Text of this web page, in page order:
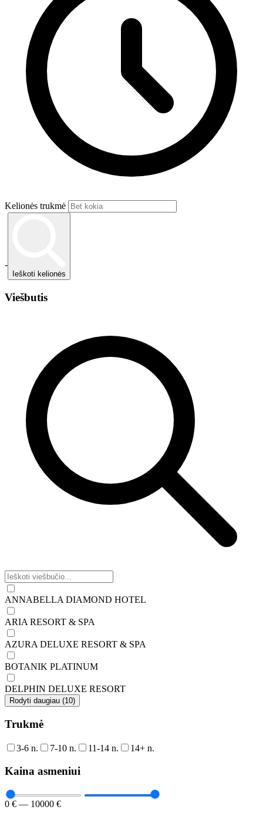
Kelionės trukmė
-
Ieškoti kelionės
Viešbutis
ANNABELLA DIAMOND HOTEL
ARIA RESORT & SPA
AZURA DELUXE RESORT & SPA
BOTANIK PLATINUM
DELPHIN DELUXE RESORT
Rodyti daugiau (10)
Trukmė
3-6 n. 7-10 n. 11-14 n. 14+ n.
Kaina asmeniui
0 € — 10000 €